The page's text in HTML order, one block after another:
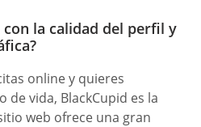
con la calidad del perfil y
online y quieres
vida, BlackCupid es la
web ofrece una gran